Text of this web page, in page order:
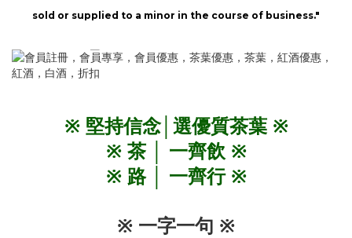
sold or supplied to a minor in the course of business."
prev next
※ 堅持信念│選優質茶葉 ※
※ 茶 │ 一齊飲 ※
※ 路 │ 一齊行 ※
※ 一字一句 ※